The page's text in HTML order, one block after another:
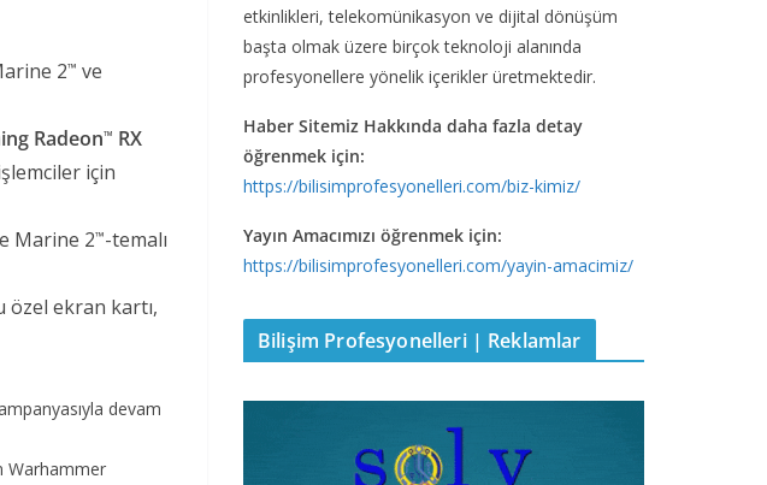
2™ ve
Radeon™ RX
için
Marine 2™-temalı
özel ekran kartı,
devam
Warhammer
etkinlikleri, telekomünikasyon ve dijital dönüşüm
başta olmak üzere birçok teknoloji alanında
profesyonellere yönelik içerikler üretmektedir.
Haber Sitemiz Hakkında daha fazla detay
öğrenmek için:
https://bilisimprofesyonelleri.com/biz-kimiz/
Yayın Amacımızı öğrenmek için:
https://bilisimprofesyonelleri.com/yayin-amacimiz/
Bilişim Profesyonelleri | Reklamlar